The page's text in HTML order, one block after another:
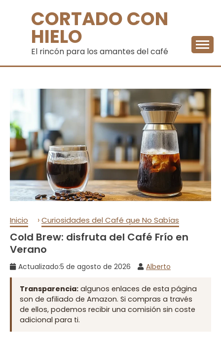
contenidoCORTADO CON
HIELO
El rincón para los amantes del café
Inicio ›Curiosidades del Café que No Sabías
Cold Brew: disfruta del Café Frío en
Verano
Actualizado:5 de agosto de 2026 Alberto
Transparencia: algunos enlaces de esta página
son de afiliado de Amazon. Si compras a través
de ellos, podemos recibir una comisión sin coste
adicional para ti.